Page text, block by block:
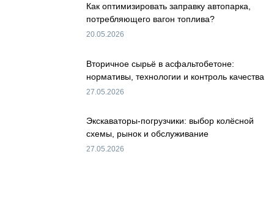
Как оптимизировать заправку автопарка,
потребляющего вагон топлива?
20.05.2026
Вторичное сырьё в асфальтобетоне:
нормативы, технологии и контроль качества
27.05.2026
Экскаваторы-погрузчики: выбор колёсной
схемы, рынок и обслуживание
27.05.2026